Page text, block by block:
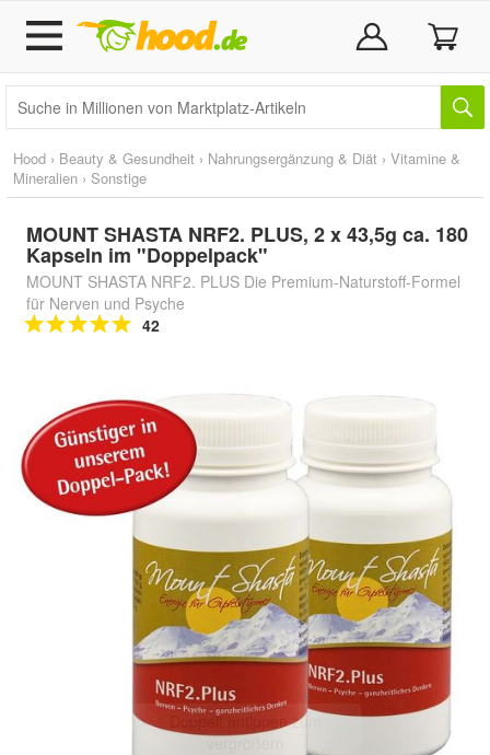
Hood › Beauty & Gesundheit › Nahrungsergänzung & Diät › Vitamine &
Mineralien › Sonstige
MOUNT SHASTA NRF2. PLUS, 2 x 43,5g ca. 180
Kapseln im "Doppelpack"
MOUNT SHASTA NRF2. PLUS Die Premium-Naturstoff-Formel
für Nerven und Psyche
42
Doppelt antippen zum
vergrößern